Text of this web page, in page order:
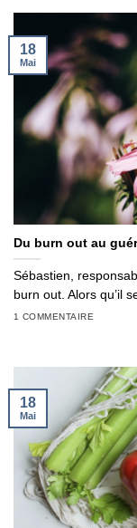
Du burn out au
Sébastien,
burn out. Alors qu’il
1 COMMENTAIRE
18
Mai
18
Mai